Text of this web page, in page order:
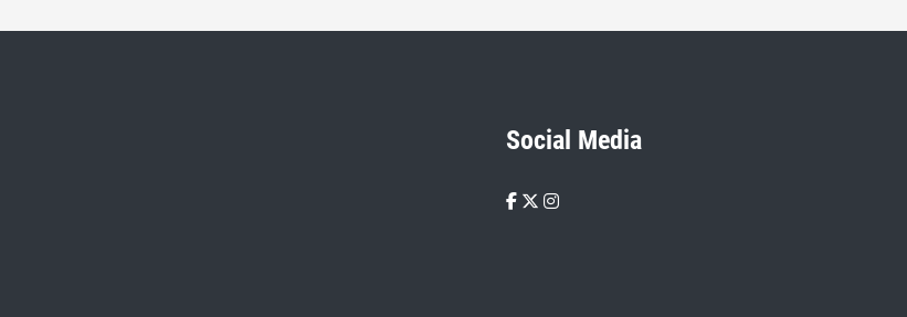
Social Media